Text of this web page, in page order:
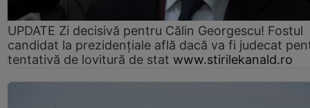
UPDATE Zi decisivă pentru Călin Georgescu! Fostul
candidat la prezidențiale află dacă va fi judecat
tentativă de lovitură de stat www.stirilekanald.ro